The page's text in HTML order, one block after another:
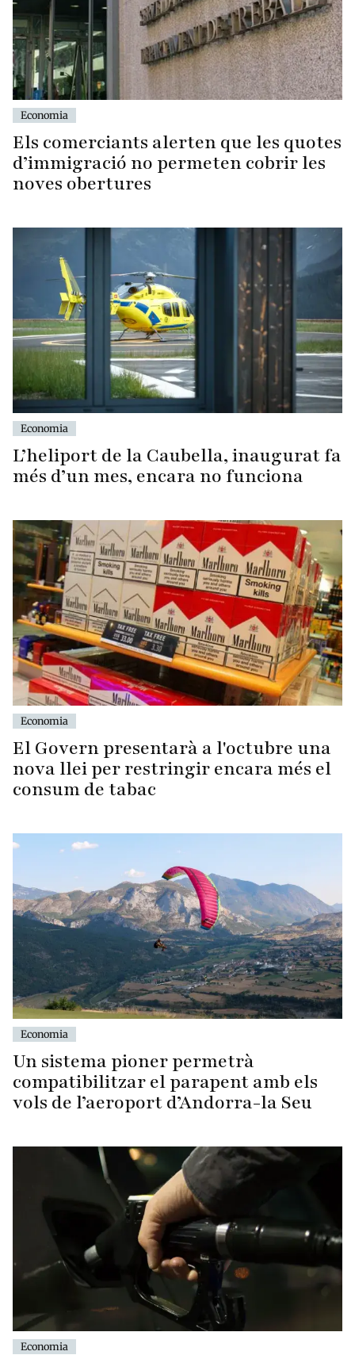
Economia
Els comerciants alerten que les quotes
d’immigració no permeten cobrir les
noves obertures
Economia
L’heliport de la Caubella, inaugurat fa
més d’un mes, encara no funciona
Economia
El Govern presentarà a l'octubre una
nova llei per restringir encara més el
consum de tabac
Economia
Un sistema pioner permetrà
compatibilitzar el parapent amb els
vols de l’aeroport d’Andorra-la Seu
Economia